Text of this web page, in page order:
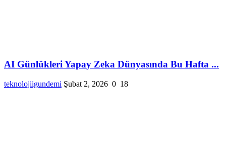
AI Günlükleri Yapay Zeka Dünyasında Bu Hafta ...
teknolojiigundemi Şubat 2, 2026 0 18